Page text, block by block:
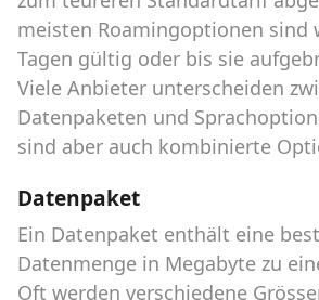
meisten Roamingoptionen sind
Tagen gültig oder bis sie
Viele Anbieter unterscheiden
Datenpaketen und
sind aber auch kombinierte
Datenpaket
Ein Datenpaket enthält eine
Datenmenge in Megabyte zu
Oft werden verschiedene